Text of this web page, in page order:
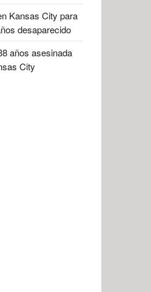
Kansas City para
desaparecido
años asesinada
City